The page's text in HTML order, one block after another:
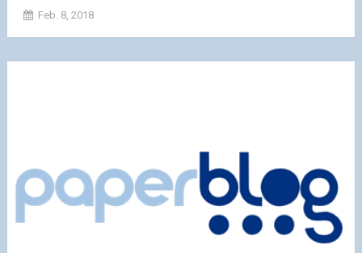
Feb. 8, 2018